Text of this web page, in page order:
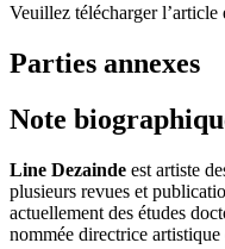
Veuillez télécharger
Parties annexes
Note
Line Dezainde est artiste
plusieurs revues et
actuellement des études
nommée directrice artistique